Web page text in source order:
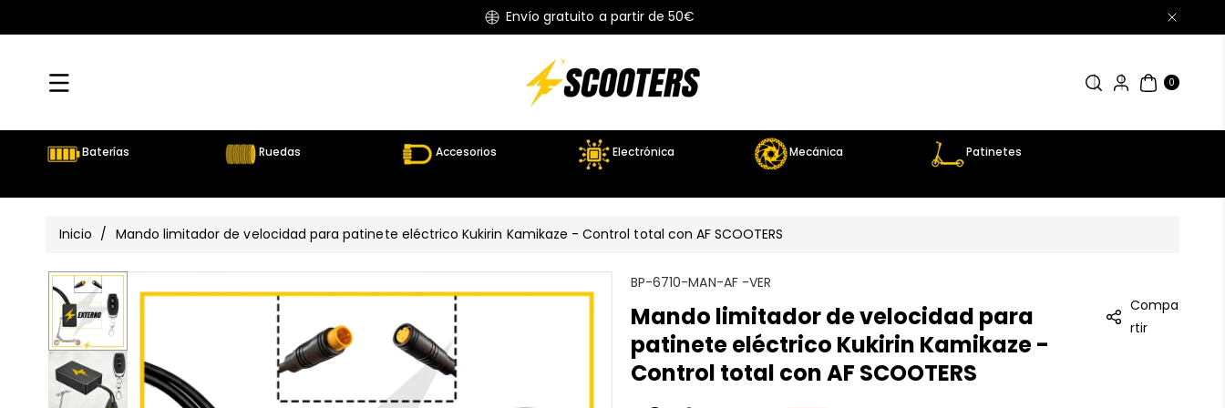
Contenido
Envío gratuito a partir de 50€
0
AR
TÍC
UL
Baterías Ruedas Accesorios Electrónica Mecánica Patinetes
Inicio / Mando limitador de velocidad para patinete eléctrico Kukirin Kamikaze - Control total con AF SCOOTERS
Directamente
A La
S
K
U
BP-6710-MAN-AF -VER
Mando limitador de velocidad para
patinete eléctrico Kukirin Kamikaze -
Control total con AF SCOOTERS
Compa
rtir
Ver
todos
los
detalles